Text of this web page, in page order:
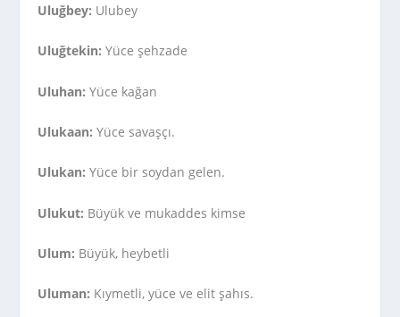
Uluğbey: Ulubey
Uluğtekin: Yüce şehzade
Uluhan: Yüce kağan
Ulukaan: Yüce savaşçı.
Ulukan: Yüce bir soydan gelen.
Ulukut: Büyük ve mukaddes kimse
Ulum: Büyük, heybetli
Uluman: Kıymetli, yüce ve elit şahıs.